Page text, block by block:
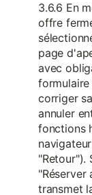
3.6.6 En
offre
page
avec
corriger
annuler
fonctions
"Retour").
"Réserver
transmet